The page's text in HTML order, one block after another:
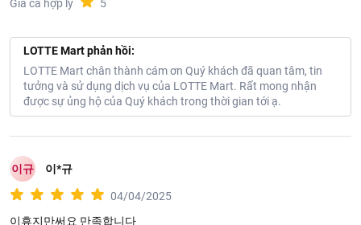
Giá cả hợp lý
5
LOTTE Mart phản hồi:
LOTTE Mart chân thành cám ơn Quý khách đã quan tâm, tin
tưởng và sử dụng dịch vụ của LOTTE Mart. Rất mong nhận
được sự ủng hộ của Quý khách trong thời gian tới ạ.
이규 이*규
04/04/2025
이휴지만써요 만족합니다